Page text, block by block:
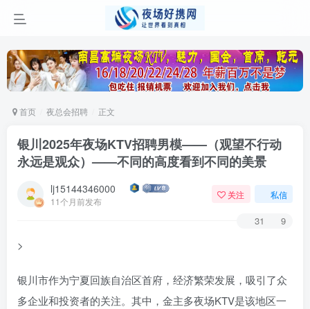
首页 夜总会招聘 正文
银川2025年夜场KTV招聘男模——（观望不行动
永远是观众）——不同的高度看到不同的美景
lj15144346000
11个月前发布
关注 私信
31 9
>
银川市作为宁夏回族自治区首府，经济繁荣发展，吸引了众
多企业和投资者的关注。其中，金主多夜场KTV是该地区一